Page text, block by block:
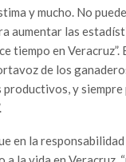
y mucho. No
aumentar las
tiempo en Veracruz”.
de los
y siempre
en la